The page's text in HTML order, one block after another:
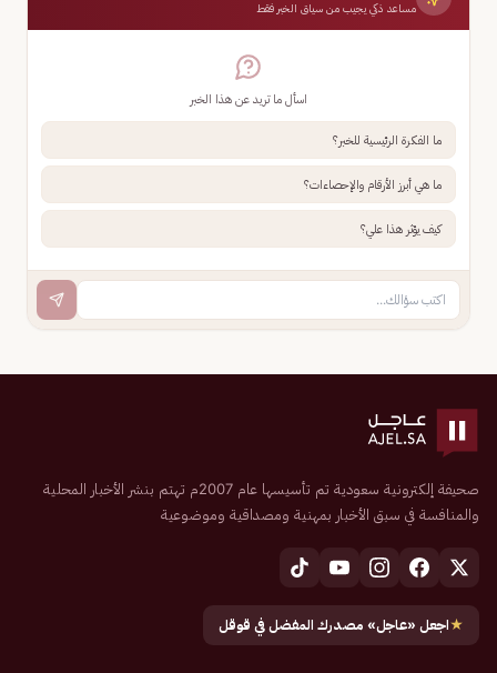
مساعد ذكي يجيب من سياق الخبر فقط
اسأل ما تريد عن هذا الخبر
ما الفكرة الرئيسية للخبر؟
ما هي أبرز الأرقام والإحصاءات؟
كيف يؤثر هذا علي؟
صحيفة إلكترونية سعودية تم تأسيسها عام 2007م تهتم بنشر الأخبار المحلية
والمنافسة في سبق الأخبار بمهنية ومصداقية وموضوعية
★اجعل «عاجل» مصدرك المفضل في قوقل